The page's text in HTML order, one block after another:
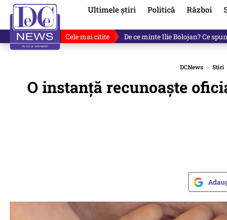
Ultimele știri Politică Război
Cele mai citite De ce minte Ilie Bolojan? Ce
DCNews › Stiri
O instanță recunoaște